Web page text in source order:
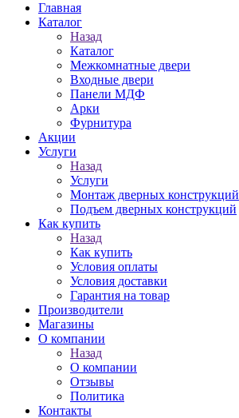
Главная
Каталог
Назад
Каталог
Межкомнатные двери
Входные двери
Панели МДФ
Арки
Фурнитура
Акции
Услуги
Назад
Услуги
Монтаж дверных конструкций
Подъем дверных конструкций
Как купить
Назад
Как купить
Условия оплаты
Условия доставки
Гарантия на товар
Производители
Магазины
О компании
Назад
О компании
Отзывы
Политика
Контакты